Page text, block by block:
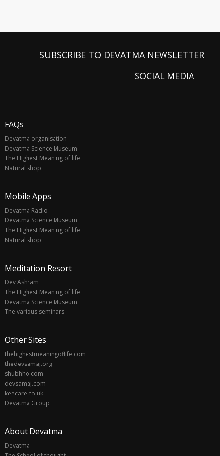
SUBSCRIBE TO DEVATMA NEWSLETTER
SOCIAL MEDIA
FAQs
Devatma organisation
Devatma Science Museum
The Highest Meaning of life
Natural shop
Mobile Apps
Devatma Radio
Devatma Science Museum
The Highest Meaning of life
Natural shop
Meditation Resort
Dev Ashram
The Highest Meaning of life
Devatma Science Museum
The various seminars
Other Sites
thehighestmeaningoflife.com
thedevsamaj.org
shubhho.com
devsamaj.com
keecare.co.uk
Devatma Group
About Devatma
Devatma